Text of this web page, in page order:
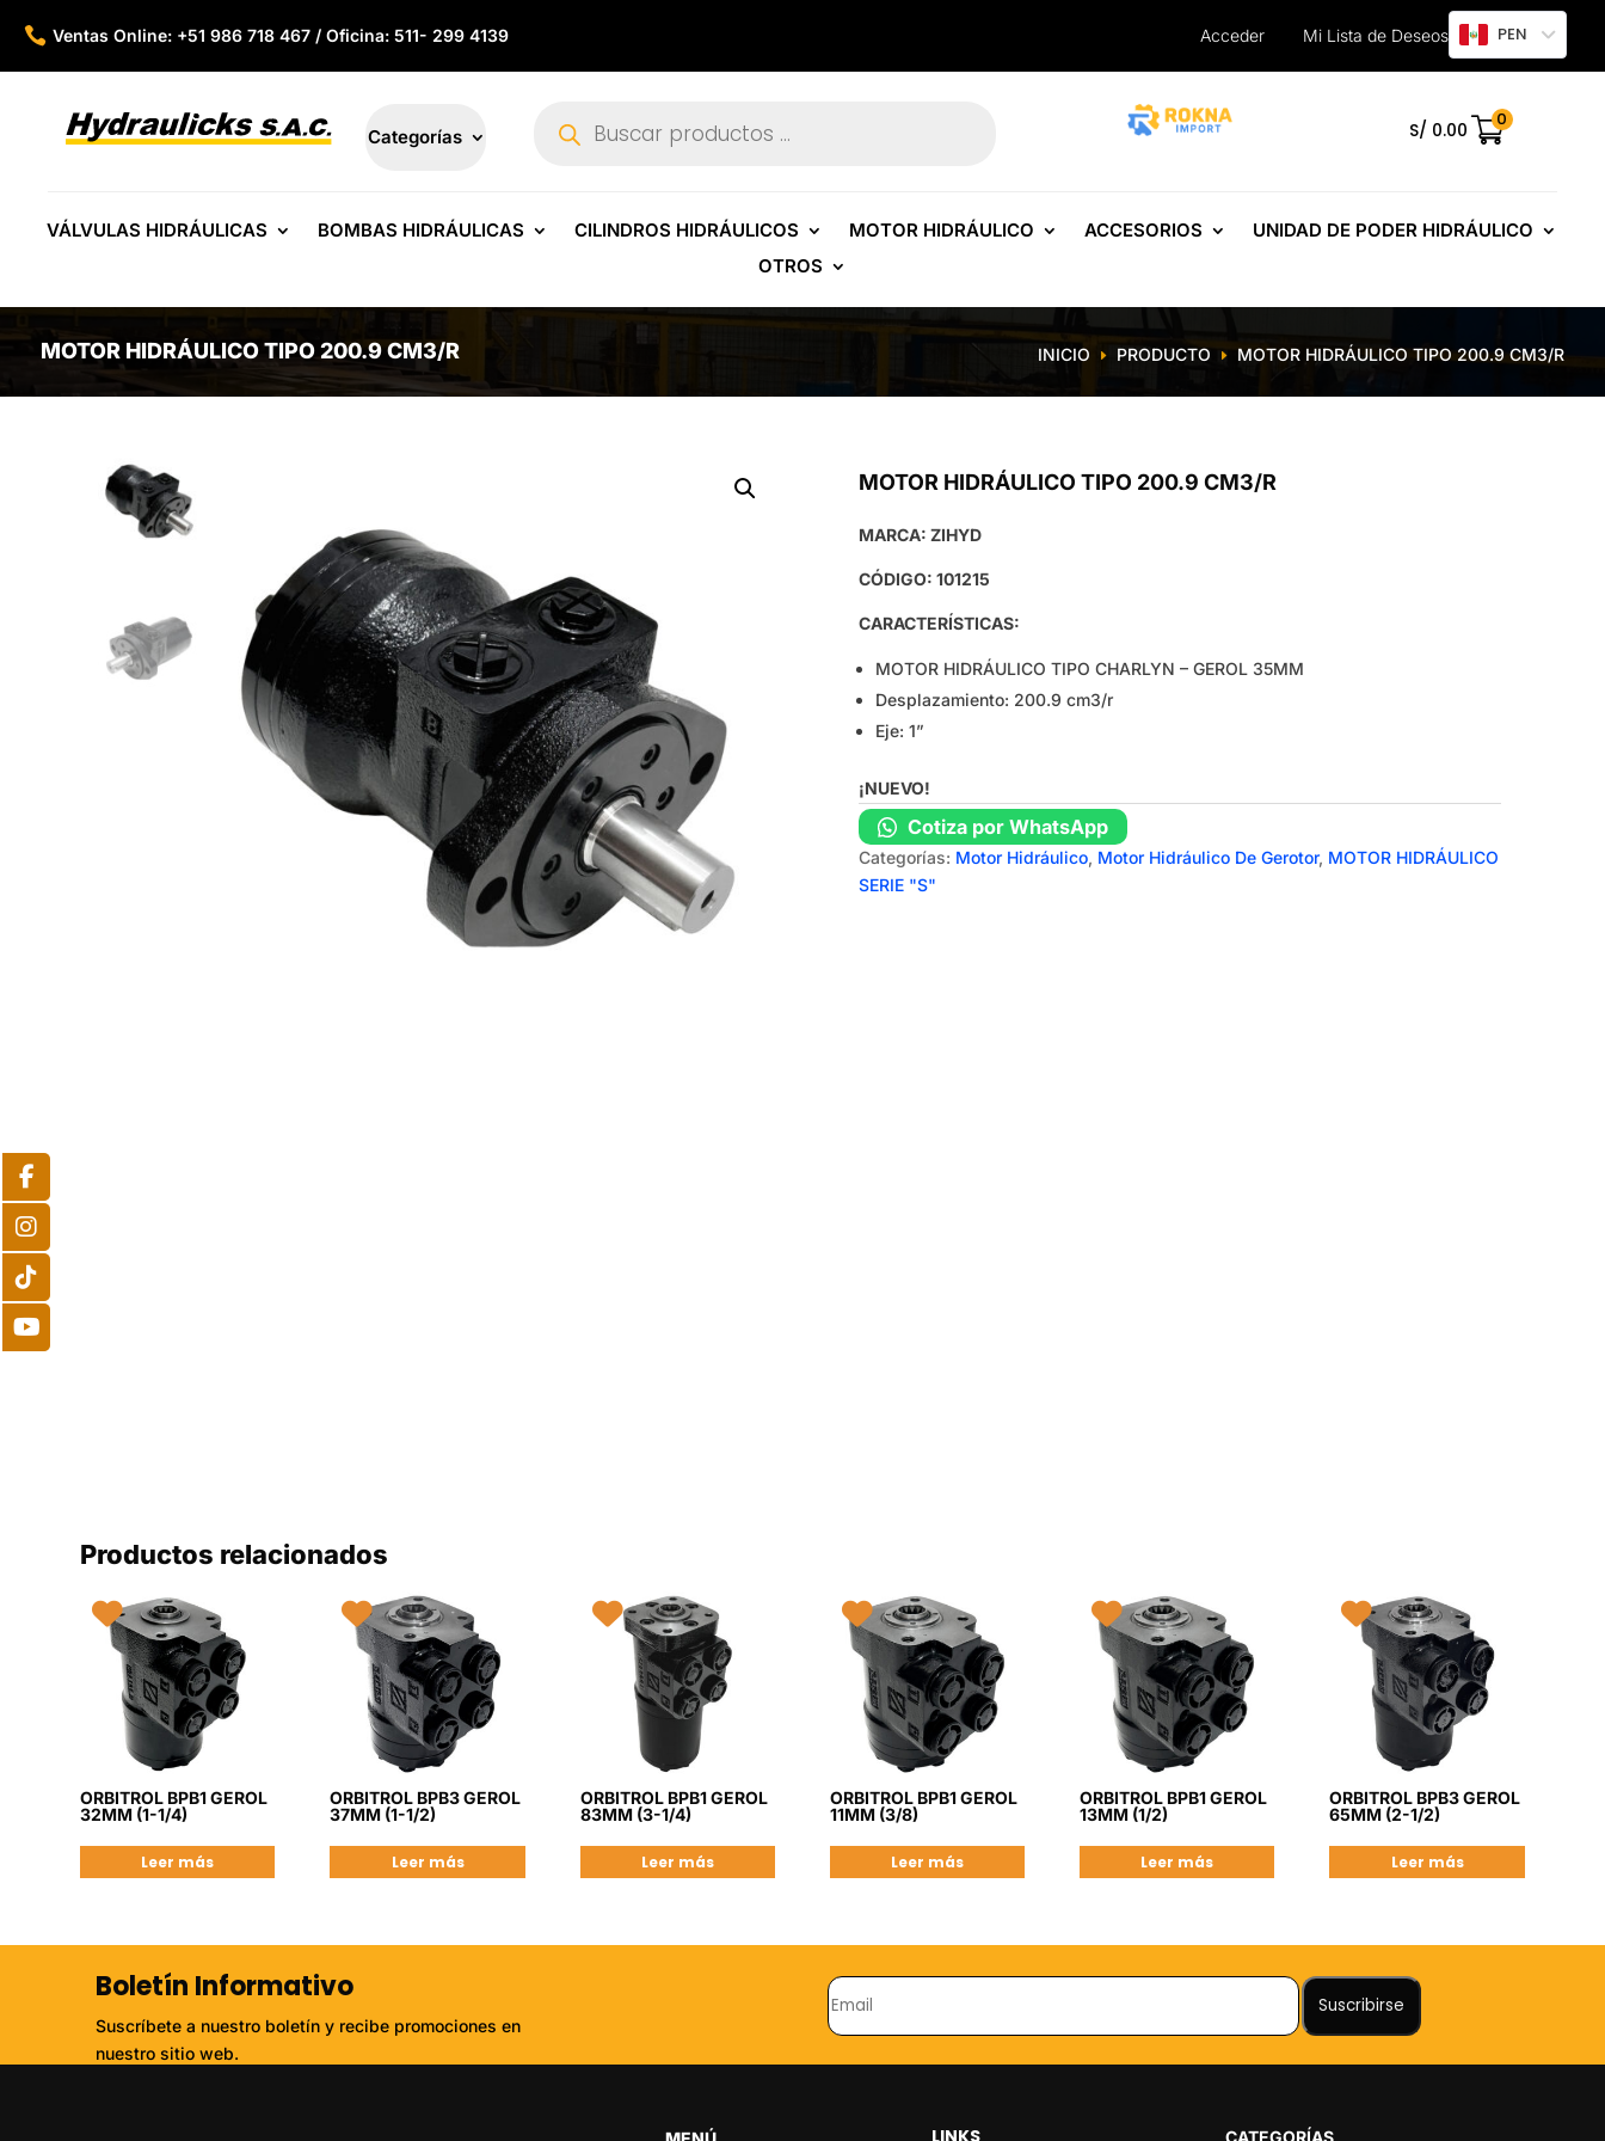
 Ventas Online: +51 986 718 467 / Oficina: 511- 299 4139 Acceder Mi Lista de Deseos PEN
Categorías productos S/ 0.00 0
VÁLVULAS HIDRÁULICAS BOMBAS HIDRÁULICAS CILINDROS HIDRÁULICOS MOTOR HIDRÁULICO ACCESORIOS
UNIDAD DE PODER HIDRÁULICO
OTROS
MOTOR HIDRÁULICO TIPO 200.9 CM3/R INICIO E PRODUCTO E MOTOR HIDRÁULICO TIPO 200.9 CM3/R
MOTOR HIDRÁULICO TIPO 200.9 CM3/R
MARCA: ZIHYD
CÓDIGO: 101215
CARACTERÍSTICAS:
MOTOR HIDRÁULICO TIPO CHARLYN – GEROL 35MM
Desplazamiento: 200.9 cm3/r
Eje: 1”
¡NUEVO!
Cotiza por WhatsApp
Categorías: Motor Hidráulico, Motor Hidráulico De Gerotor, MOTOR HIDRÁULICO
SERIE "S"
Productos relacionados
ORBITROL BPB1 GEROL
32MM (1-1/4)
Leer más
ORBITROL BPB3 GEROL
37MM (1-1/2)
Leer más
ORBITROL BPB1 GEROL
83MM (3-1/4)
Leer más
ORBITROL BPB1 GEROL
11MM (3/8)
Leer más
ORBITROL BPB1 GEROL
13MM (1/2)
Leer más
ORBITROL BPB3 GEROL
65MM (2-1/2)
Leer más
Boletín Informativo
Suscríbete a nuestro boletín y recibe promociones en
nuestro sitio web.
CATEGORÍAS